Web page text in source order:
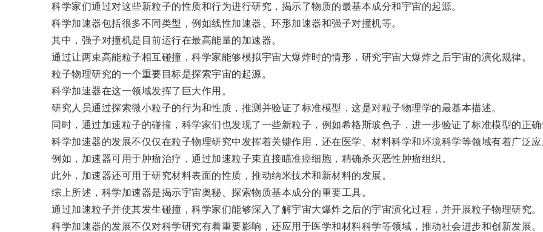
科学家们通过对这些新粒子的性质和行为进行研究，揭示了物质的最基本成分和宇宙的起源。
科学加速器包括很多不同类型，例如线性加速器、环形加速器和强子对撞机等。
其中，强子对撞机是目前运行在最高能量的加速器。
通过让两束高能粒子相互碰撞，科学家能够模拟宇宙大爆炸时的情形，研究宇宙大爆炸之后宇宙的演化规律。
粒子物理研究的一个重要目标是探索宇宙的起源。
科学加速器在这一领域发挥了巨大作用。
研究人员通过探索微小粒子的行为和性质，推测并验证了标准模型，这是对粒子物理学的最基本描述。
同时，通过加速粒子的碰撞，科学家们也发现了一些新粒子，例如希格斯玻色子，进一步验证了标准模型的正确
科学加速器的发展不仅仅在粒子物理研究中发挥着关键作用，还在医学、材料科学和环境科学等领域有着广泛应
例如，加速器可用于肿瘤治疗，通过加速粒子束直接瞄准癌细胞，精确杀灭恶性肿瘤组织。
此外，加速器还可用于研究材料表面的性质，推动纳米技术和新材料的发展。
综上所述，科学加速器是揭示宇宙奥秘、探索物质基本成分的重要工具。
通过加速粒子并使其发生碰撞，科学家们能够深入了解宇宙大爆炸之后的宇宙演化过程，并开展粒子物理研究。
科学加速器的发展不仅对科学研究有着重要影响，还应用于医学和材料科学等领域，推动社会进步和创新发展。